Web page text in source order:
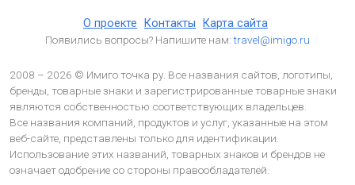
О проекте Контакты Карта сайта
Появились вопросы? Напишите нам:travel@imigo.ru
2008 – 2026 © Имиго точка ру. Все названия сайтов, логотипы,
бренды, товарные знаки и зарегистрированные товарные знаки
являются собственностью соответствующих владельцев.
Все названия компаний, продуктов и услуг, указанные на этом
веб-сайте, представлены только для идентификации.
Использование этих названий, товарных знаков и брендов не
означает одобрение со стороны правообладателей.